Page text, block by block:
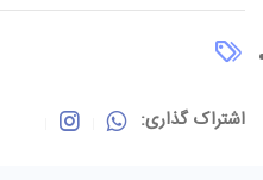
اشتراک گذاری: